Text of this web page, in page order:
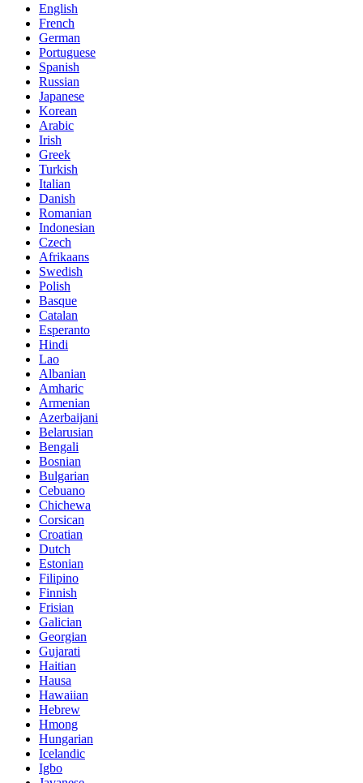
English
French
German
Portuguese
Spanish
Russian
Japanese
Korean
Arabic
Irish
Greek
Turkish
Italian
Danish
Romanian
Indonesian
Czech
Afrikaans
Swedish
Polish
Basque
Catalan
Esperanto
Hindi
Lao
Albanian
Amharic
Armenian
Azerbaijani
Belarusian
Bengali
Bosnian
Bulgarian
Cebuano
Chichewa
Corsican
Croatian
Dutch
Estonian
Filipino
Finnish
Frisian
Galician
Georgian
Gujarati
Haitian
Hausa
Hawaiian
Hebrew
Hmong
Hungarian
Icelandic
Igbo